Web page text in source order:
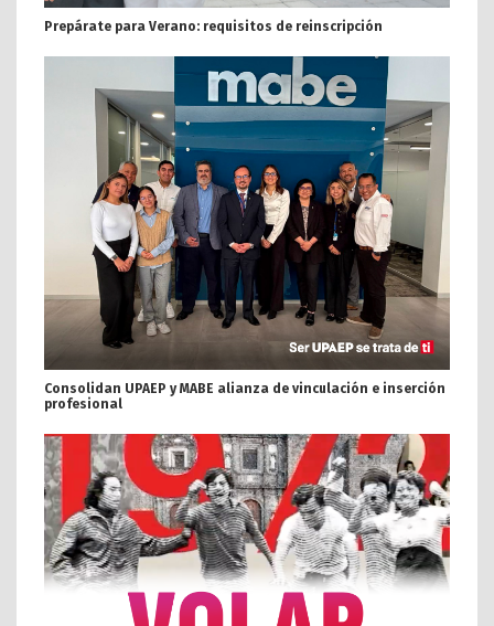
Prepárate para Verano: requisitos de reinscripción
Consolidan UPAEP y MABE alianza de vinculación e inserción
profesional